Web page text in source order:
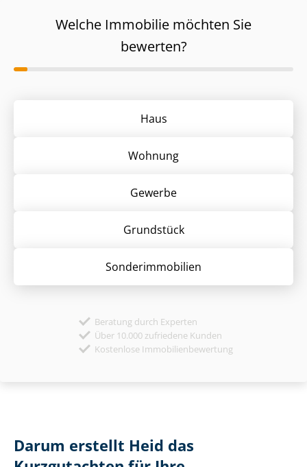
Welche Immobilie möchten Sie
bewerten?
Haus
Wohnung
Gewerbe
Grund­stück
Sonder­immobilien
Beratung durch Experten
Über 10.000 zufriedene Kunden
Kostenlose Immobilienbewertung
Darum erstellt Heid das